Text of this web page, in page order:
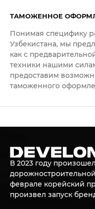
ТАМОЖЕННОЕ
Понимая специфику
Узбекистана, мы
как с
техники нашими
предоставим
таможенного
В 2023 году
феврале корейский
произвел запуск
ОСТАВЬТЕ
ОТВЕТЯТ НА